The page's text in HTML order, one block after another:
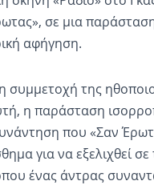
σε μια
αφήγηση.
της
η παράσταση
που «Σαν
για να εξελιχθεί
ένας άντρας